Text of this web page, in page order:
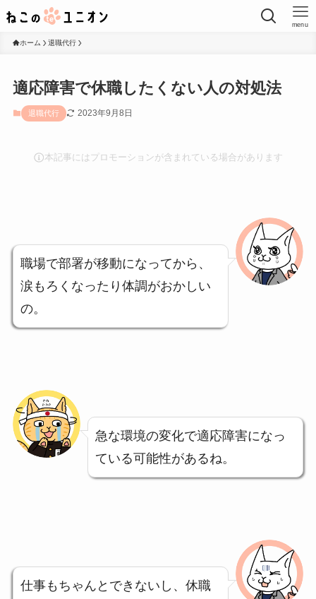
menu
ホーム 退職代行
適応障害で休職したくない人の対処法
退職代行 2023年9月8日
本記事にはプロモーションが含まれている場合があります
職場で部署が移動になってから、
涙もろくなったり体調がおかしい
の。
急な環境の変化で適応障害になっ
ている可能性があるね。
仕事もちゃんとできないし、休職